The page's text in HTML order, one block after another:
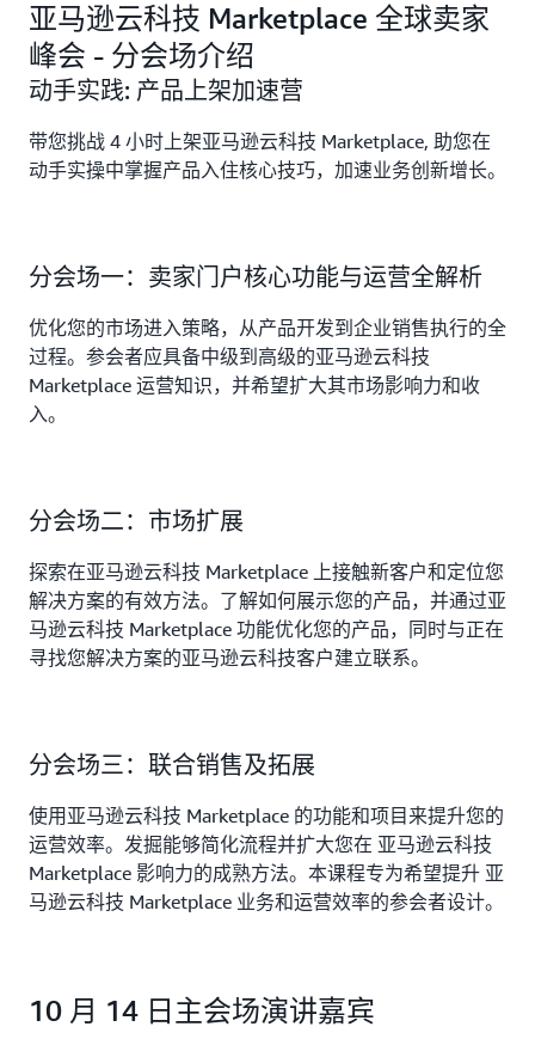
分会场一：卖家门户核心功能与运营全解析。
分会场二：市场扩展
分会场三：联合销售及拓展
亚马逊云科技 Marketplace 全球卖家
峰会 - 分会场介绍
动手实践: 产品上架加速营
带您挑战 4 小时上架亚马逊云科技 Marketplace, 助您在
动手实操中掌握产品入住核心技巧，加速业务创新增长。
分会场一：卖家门户核心功能与运营全解析
优化您的市场进入策略，从产品开发到企业销售执行的全
过程。参会者应具备中级到高级的亚马逊云科技
Marketplace 运营知识，并希望扩大其市场影响力和收
入。
分会场二：市场扩展
探索在亚马逊云科技 Marketplace 上接触新客户和定位您
解决方案的有效方法。了解如何展示您的产品，并通过亚
马逊云科技 Marketplace 功能优化您的产品，同时与正在
寻找您解决方案的亚马逊云科技客户建立联系。
分会场三：联合销售及拓展
使用亚马逊云科技 Marketplace 的功能和项目来提升您的
运营效率。发掘能够简化流程并扩大您在 亚马逊云科技
Marketplace 影响力的成熟方法。本课程专为希望提升 亚
马逊云科技 Marketplace 业务和运营效率的参会者设计。
10 月 14 日主会场演讲嘉宾